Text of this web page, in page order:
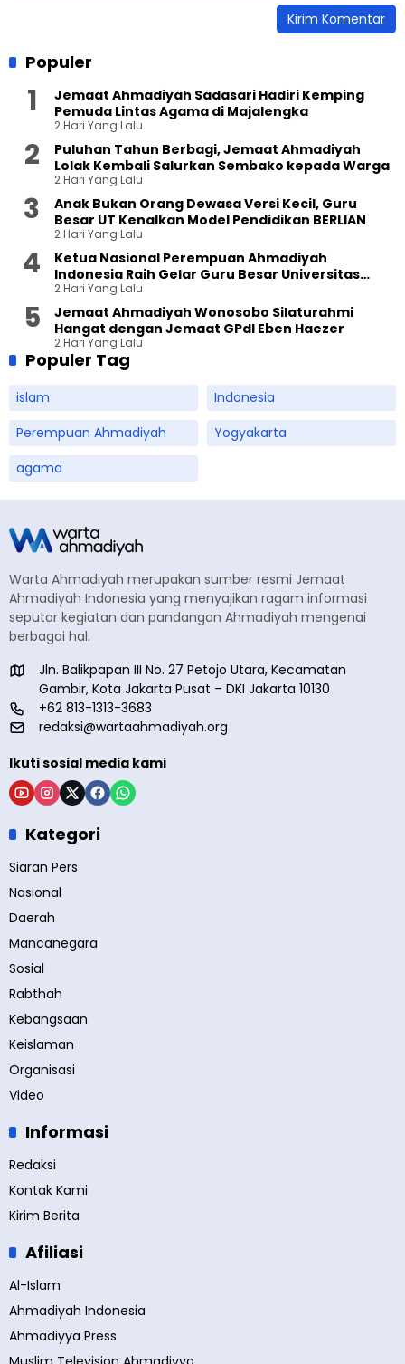
Populer
Jemaat Ahmadiyah Sadasari Hadiri Kemping
Pemuda Lintas Agama di Majalengka
2 Hari Yang Lalu
Puluhan Tahun Berbagi, Jemaat Ahmadiyah
Lolak Kembali Salurkan Sembako kepada Warga
2 Hari Yang Lalu
Anak Bukan Orang Dewasa Versi Kecil, Guru
Besar UT Kenalkan Model Pendidikan BERLIAN
2 Hari Yang Lalu
Ketua Nasional Perempuan Ahmadiyah
Indonesia Raih Gelar Guru Besar Universitas
Terbuka
2 Hari Yang Lalu
Jemaat Ahmadiyah Wonosobo Silaturahmi
Hangat dengan Jemaat GPdI Eben Haezer
2 Hari Yang Lalu
Populer Tag
islam
Indonesia
Perempuan Ahmadiyah
Yogyakarta
agama
Warta Ahmadiyah merupakan sumber resmi Jemaat
Ahmadiyah Indonesia yang menyajikan ragam informasi
seputar kegiatan dan pandangan Ahmadiyah mengenai
berbagai hal.
Jln. Balikpapan III No. 27 Petojo Utara, Kecamatan
Gambir, Kota Jakarta Pusat – DKI Jakarta 10130
+62 813-1313-3683
redaksi@wartaahmadiyah.org
Ikuti sosial media kami
Kategori
Siaran Pers
Nasional
Daerah
Mancanegara
Sosial
Rabthah
Kebangsaan
Keislaman
Organisasi
Video
Informasi
Redaksi
Kontak Kami
Kirim Berita
Afiliasi
Al-Islam
Ahmadiyah Indonesia
Ahmadiyya Press